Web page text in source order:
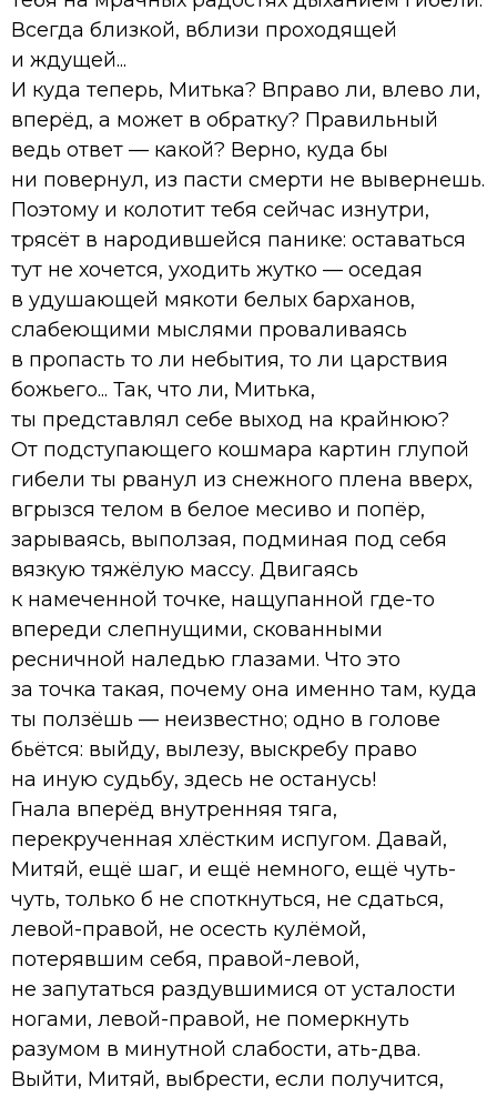
Всегда близкой, вблизи проходящей
и ждущей...
И куда теперь, Митька? Вправо ли, влево ли,
вперёд, а может в обратку? Правильный
ведь ответ — какой? Верно, куда бы
ни повернул, из пасти смерти не вывернешь.
Поэтому и колотит тебя сейчас изнутри,
трясёт в народившейся панике: оставаться
тут не хочется, уходить жутко — оседая
в удушающей мякоти белых барханов,
слабеющими мыслями проваливаясь
в пропасть то ли небытия, то ли царствия
божьего... Так, что ли, Митька,
ты представлял себе выход на крайнюю?
От подступающего кошмара картин глупой
гибели ты рванул из снежного плена вверх,
вгрызся телом в белое месиво и попёр,
зарываясь, выползая, подминая под себя
вязкую тяжёлую массу. Двигаясь
к намеченной точке, нащупанной где-то
впереди слепнущими, скованными
ресничной наледью глазами. Что это
за точка такая, почему она именно там, куда
ты ползёшь — неизвестно; одно в голове
бьётся: выйду, вылезу, выскребу право
на иную судьбу, здесь не останусь!
Гнала вперёд внутренняя тяга,
перекрученная хлёстким испугом. Давай,
Митяй, ещё шаг, и ещё немного, ещё чуть-
чуть, только б не споткнуться, не сдаться,
левой-правой, не осесть кулёмой,
потерявшим себя, правой-левой,
не запутаться раздувшимися от усталости
ногами, левой-правой, не померкнуть
разумом в минутной слабости, ать-два.
Выйти, Митяй, выбрести, если получится,